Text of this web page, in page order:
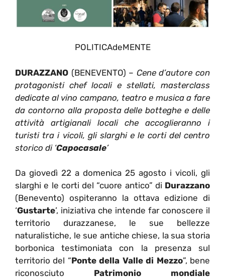
POLITICAdeMENTE
DURAZZANO (BENEVENTO) – Cene d’autore con
protagonisti chef locali e stellati, masterclass
dedicate al vino campano, teatro e musica a fare
da contorno alla proposta delle botteghe e delle
attività artigianali locali che accoglieranno i
turisti tra i vicoli, gli slarghi e le corti del centro
storico di ‘Capocasale’
Da giovedì 22 a domenica 25 agosto i vicoli, gli
slarghi e le corti del “cuore antico” di Durazzano
(Benevento) ospiteranno la ottava edizione di
‘Gustarte’, iniziativa che intende far conoscere il
territorio durazzanese, le sue bellezze
naturalistiche, le sue antiche chiese, la sua storia
borbonica testimoniata con la presenza sul
territorio del “Ponte della Valle di Mezzo”, bene
riconosciuto Patrimonio mondiale